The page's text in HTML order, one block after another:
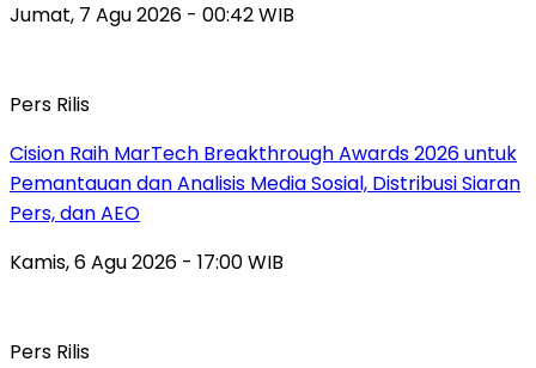
Jumat, 7 Agu 2026 - 00:42 WIB
Pers Rilis
Cision Raih MarTech Breakthrough Awards 2026 untuk
Pemantauan dan Analisis Media Sosial, Distribusi Siaran
Pers, dan AEO
Kamis, 6 Agu 2026 - 17:00 WIB
Pers Rilis